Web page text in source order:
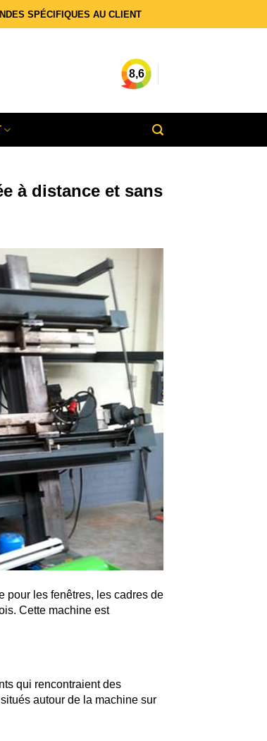
SPÉCIFIQUES AU CLIENT
8,6
à distance et sans
pour les fenêtres, les cadres de
Cette machine est
qui rencontraient des
autour de la machine sur